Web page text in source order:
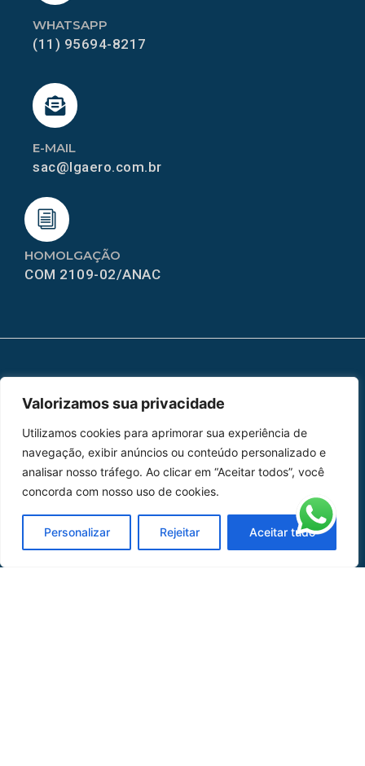
Valorizamos sua privacidade
Utilizamos cookies para aprimorar sua experiência de
navegação, exibir anúncios ou conteúdo personalizado e
analisar nosso tráfego. Ao clicar em “Aceitar todos”, você
concorda com nosso uso de cookies.
Personalizar Rejeitar Aceitar tudo
HOMOLGAÇÃO
COM 2109-02/ANAC
E-MAIL
sac@lgaero.com.br
WHATSAPP
(11) 95694-8217
Peças
Catálogo de Aplicações
Oficina de Mangueiras